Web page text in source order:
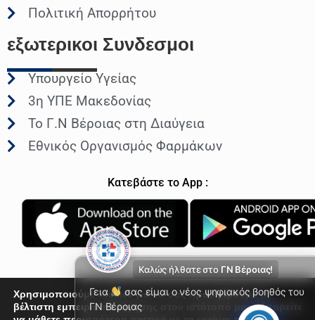
Πολιτική Απορρήτου
εξωτερικοι Συνδεσμοι
Υπουργείο Υγείας
3η ΥΠΕ Μακεδονίας
Το Γ.Ν Βέροιας στη Διαύγεια
Εθνικός Οργανισμός Φαρμάκων
Κατεβάστε το App :
Καλώς ήλθατε στο ΓΝ Βέροιας!
Γεια
σας είμαι ο νέος ψηφιακός βοηθός του
ΓΝ Βέροιας
Χρησιμοποιούμε cookies για να σας προσφέρουμε τη
βέλτιστη εμπειρία πλοήγησης στον ιστότοπό μας. Μπορείτε